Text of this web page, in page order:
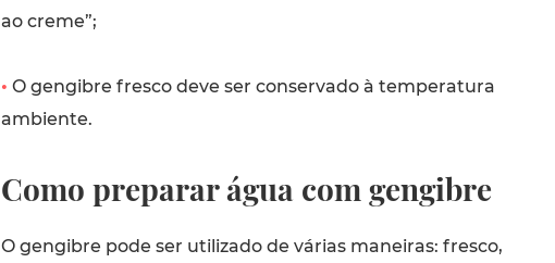
ao creme”;
• O gengibre fresco deve ser conservado à temperatura
ambiente.
Como preparar água com gengibre
O gengibre pode ser utilizado de várias maneiras: fresco,